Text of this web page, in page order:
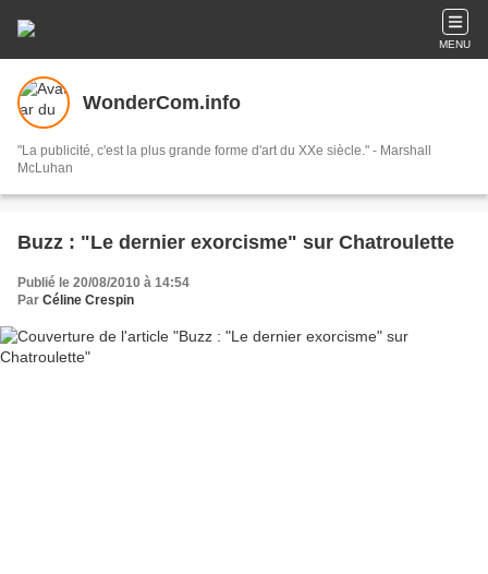
MENU
WonderCom.info
"La publicité, c'est la plus grande forme d'art du XXe siècle." - Marshall
McLuhan
Buzz : "Le dernier exorcisme" sur Chatroulette
Publié le 20/08/2010 à 14:54
Par Céline Crespin